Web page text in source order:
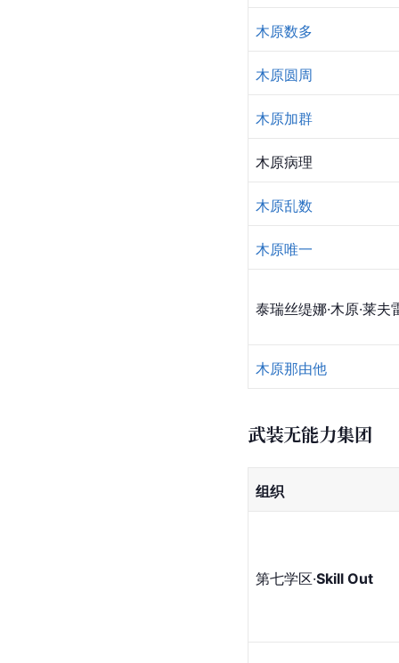
木原数多
木原圆周
木原加群
木原病理
木原乱数
木原唯一
泰瑞丝缇娜·木原·莱夫
木原那由他
武装无能力集团
组织
第七学区·Skill Out